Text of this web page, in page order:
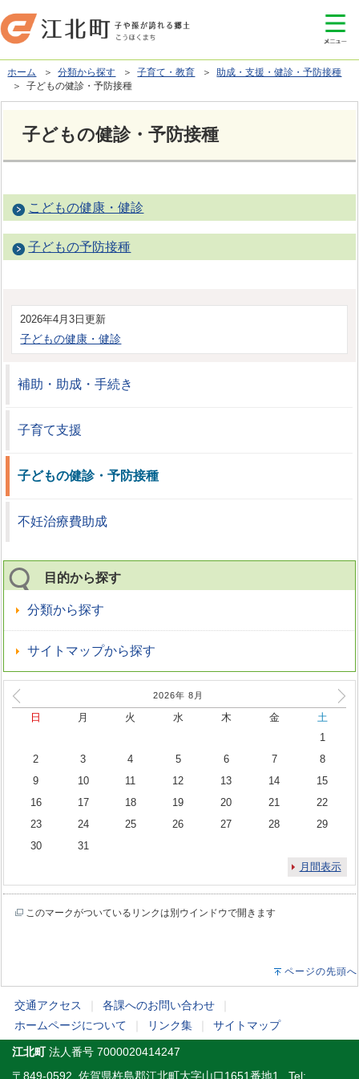
ホーム ＞分類から探す ＞子育て・教育 ＞助成・支援・健診・予防接種
＞ 子どもの健診・予防接種
子どもの健診・予防接種
こどもの健康・健診
子どもの予防接種
2026年4月3日更新
子どもの健康・健診
補助・助成・手続き
子育て支援
子どもの健診・予防接種
不妊治療費助成
目的から探す
分類から探す
サイトマップから探す
2026年 8 月
日 月 火 水 木 金
土
1
2
3 4 5 6 7
8
9
10 11 12 13 14
15
16
17 18 19 20 21
22
23
24 25 26 27 28
29
30
31
月間表示
このマークがついているリンクは別ウインドウで開きます
ページの先頭へ
交通アクセス 各課へのお問い合わせ
ホームページについて
リンク集 サイトマップ
江北町法人番号 7000020414247
〒849-0592 佐賀県杵島郡江北町大字山口1651番地1 Tel: